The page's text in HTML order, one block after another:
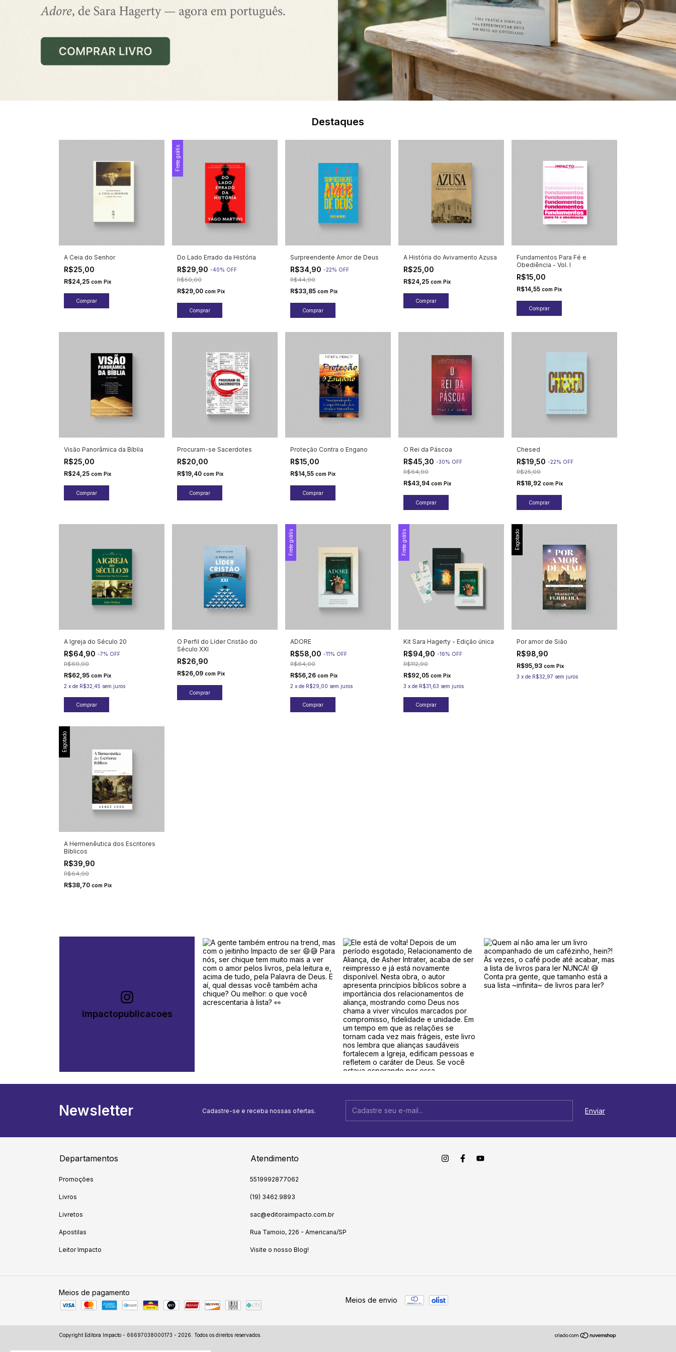
Destaques
A Ceia do Senhor
R$25,00
R$24,25 com Pix
Frete grátis
Do Lado Errado da História
R$29,90 -40% OFF
R$50,00
R$29,00 com Pix
Surpreendente Amor de Deus
R$34,90 -22% OFF
R$44,90
R$33,85 com Pix
A História do Avivamento Azusa
R$25,00
R$24,25 com Pix
Fundamentos Para Fé e
Obediência - Vol. I
R$15,00
R$14,55 com Pix
Visão Panorâmica da Bíblia
R$25,00
R$24,25 com Pix
Procuram-se Sacerdotes
R$20,00
R$19,40 com Pix
Proteção Contra o Engano
R$15,00
R$14,55 com Pix
O Rei da Páscoa
R$45,30 -30% OFF
R$64,90
R$43,94 com Pix
Chesed
R$19,50 -22% OFF
R$25,00
R$18,92 com Pix
A Igreja do Século 20
R$64,90 -7% OFF
R$69,90
R$62,95 com Pix
2 x de R$32,45 sem juros
O Perfil do Líder Cristão do
Século XXI
R$26,90
R$26,09 com Pix
Frete grátis
ADORE
R$58,00 -11% OFF
R$64,90
R$56,26 com Pix
2 x de R$29,00 sem juros
Frete grátis
Kit Sara Hagerty - Edição única
R$94,90 -16% OFF
R$112,90
R$92,05 com Pix
3 x de R$31,63 sem juros
Esgotado
Por amor de Sião
R$98,90
R$95,93 com Pix
3 x de R$32,97 sem juros
Esgotado
A Hermenêutica dos Escritores
Bíblicos
R$39,90
R$64,90
R$38,70 com Pix
impactopublicacoes
Newsletter Cadastre-se e receba nossas ofertas.
Departamentos
Promoções
Livros
Livretos
Apostilas
Leitor Impacto
Atendimento
5519992877062
(19) 3462.9893
sac@editoraimpacto.com.br
Rua Tamoio, 226 - Americana/SP
Visite o nosso Blog!
Meios de pagamento
Meios de envio
Copyright Editora Impacto - 66697038000173 - 2026. Todos os direitos reservados.